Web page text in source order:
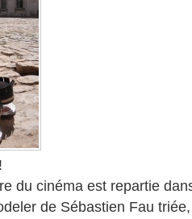
du cinéma est repartie
de Sébastien Fau